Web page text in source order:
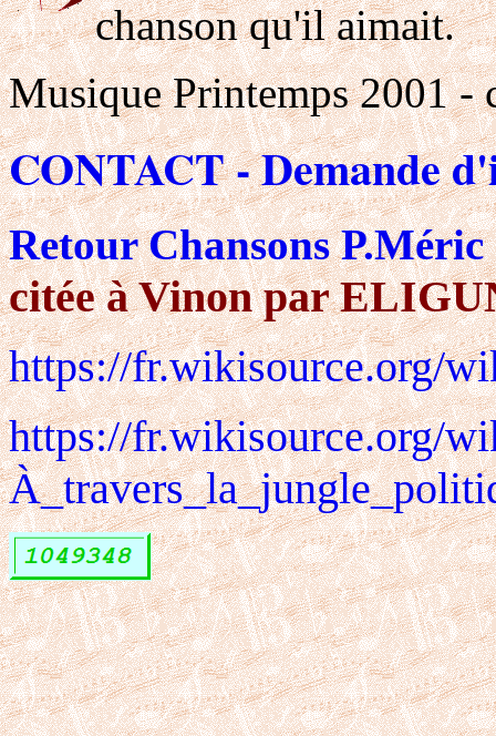
chanson qu'il aimait.
Musique Printemps 2001 -
CONTACT - Demande
Retour Chansons P.Méric
citée à Vinon par
https://fr.wikisource.org/
https://fr.wikisource.org/